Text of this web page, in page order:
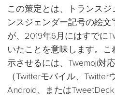
この策定とは、トランス
ンスジェンダー記号の絵
が、2019年6月にはすでに
いたことを意味します。こ
示させるには、Twemoji対
（Twitterモバイル、Twitter
Android、またはTweetDeck